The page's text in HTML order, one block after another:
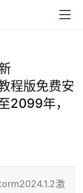
程版免费安
2099年，
激